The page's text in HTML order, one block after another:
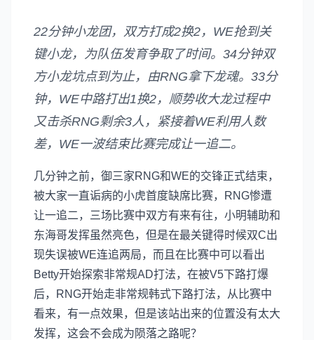
22分钟小龙团，双方打成2换2，WE抢到关
键小龙，为队伍发育争取了时间。34分钟双
方小龙坑点到为止，由RNG拿下龙魂。33分
钟，WE中路打出1换2，顺势收大龙过程中
又击杀RNG剩余3人，紧接着WE利用人数
差，WE一波结束比赛完成让一追二。
几分钟之前，御三家RNG和WE的交锋正式结束，
被大家一直诟病的小虎首度缺席比赛，RNG惨遭
让一追二，三场比赛中双方有来有往，小明辅助和
东海哥发挥虽然亮色，但是在最关键得时候双C出
现失误被WE连追两局，而且在比赛中可以看出
Betty开始探索非常规AD打法，在被V5下路打爆
后，RNG开始走非常规韩式下路打法，从比赛中
看来，有一点效果，但是该站出来的位置没有太大
发挥，这会不会成为陨落之路呢？